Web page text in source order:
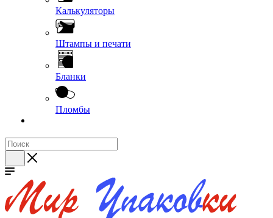
Калькуляторы
Штампы и печати
Бланки
Пломбы